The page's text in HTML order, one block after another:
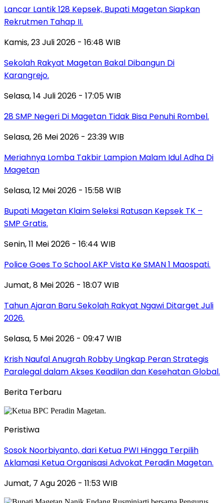
Lancar Lantik 128 Kepsek, Bupati Magetan Siapkan
Rekrutmen Tahap II.
Kamis, 23 Juli 2026 - 16:48 WIB
Sekolah Rakyat Magetan Bakal Dibangun Di
Karangrejo.
Selasa, 14 Juli 2026 - 17:05 WIB
28 SMP Negeri Di Magetan Tidak Bisa Penuhi Rombel.
Selasa, 26 Mei 2026 - 23:39 WIB
Meriahnya Lomba Takbir Lampion Malam Idul Adha Di
Magetan
Selasa, 12 Mei 2026 - 15:58 WIB
Bupati Magetan Klaim Seleksi Ratusan Kepsek TK –
SMP Gratis.
Senin, 11 Mei 2026 - 16:44 WIB
Police Goes To School AKP Vista Ke SMAN 1 Maospati.
Jumat, 8 Mei 2026 - 18:07 WIB
Tahun Ajaran Baru Sekolah Rakyat Ngawi Ditarget Juli
2026.
Selasa, 5 Mei 2026 - 09:47 WIB
Krish Naufal Anugrah Robby Ungkap Peran Strategis
Paralegal dalam Akses Keadilan dan Kesehatan Global.
Berita Terbaru
Peristiwa
Sosok Noorbiyanto, dari Ketua PWI Hingga Terpilih
Aklamasi Ketua Organisasi Advokat Peradin Magetan.
Jumat, 7 Agu 2026 - 11:53 WIB